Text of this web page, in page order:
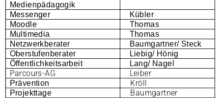
Medienpädagogik
Messenger
Kübler
Moodle
Thomas
Multimedia
Thomas
Netzwerkberater
Baumgartner/ Steck
Oberstufenberater
Liebig/ Hönig
Öffentlichkeitsarbeit
Lang/ Nagel
Parcours-AG Leiber
Prävention Kröll
Projekttage Baumgartner